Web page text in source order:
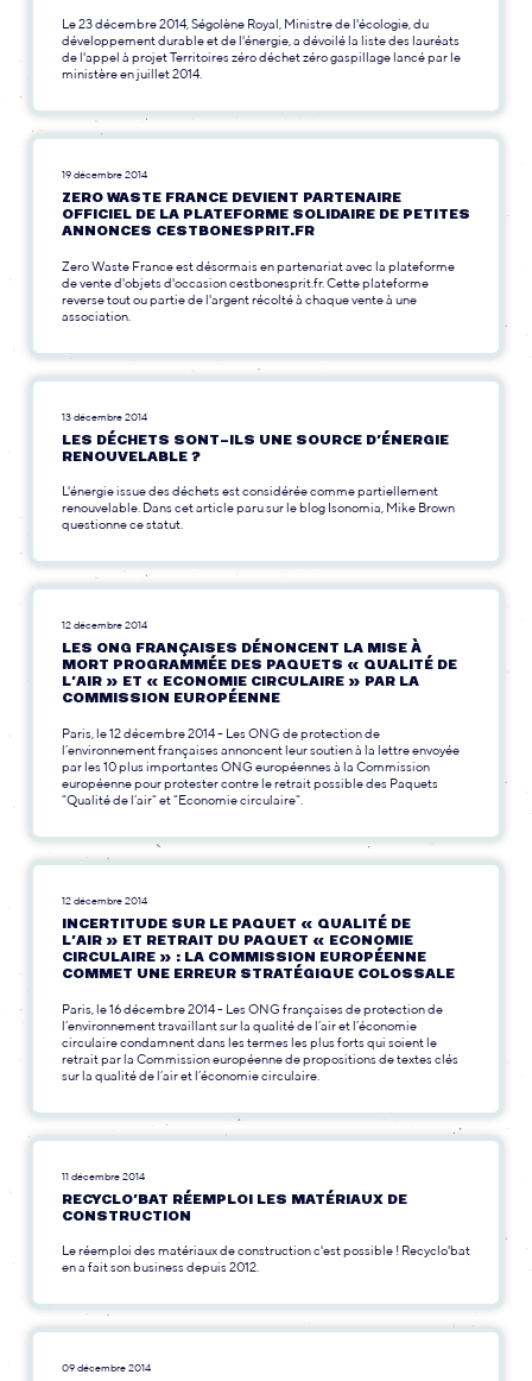
Le 23 décembre 2014, Ségolène Royal, Ministre de l'écologie, du
développement durable et de l'énergie, a dévoilé la liste des lauréats
de l'appel à projet Territoires zéro déchet zéro gaspillage lancé par le
ministère en juillet 2014.
19 décembre 2014
ZERO WASTE FRANCE DEVIENT PARTENAIRE
OFFICIEL DE LA PLATEFORME SOLIDAIRE DE PETITES
ANNONCES CESTBONESPRIT.FR
Zero Waste France est désormais en partenariat avec la plateforme
de vente d'objets d'occasion cestbonesprit.fr. Cette plateforme
reverse tout ou partie de l'argent récolté à chaque vente à une
association.
13 décembre 2014
LES DÉCHETS SONT-ILS UNE SOURCE D’ÉNERGIE
RENOUVELABLE ?
L'énergie issue des déchets est considérée comme partiellement
renouvelable. Dans cet article paru sur le blog Isonomia, Mike Brown
questionne ce statut.
12 décembre 2014
LES ONG FRANÇAISES DÉNONCENT LA MISE À
MORT PROGRAMMÉE DES PAQUETS « QUALITÉ DE
L’AIR » ET « ECONOMIE CIRCULAIRE » PAR LA
COMMISSION EUROPÉENNE
Paris, le 12 décembre 2014 - Les ONG de protection de
l’environnement françaises annoncent leur soutien à la lettre envoyée
par les 10 plus importantes ONG européennes à la Commission
européenne pour protester contre le retrait possible des Paquets
"Qualité de l’air" et "Economie circulaire".
12 décembre 2014
INCERTITUDE SUR LE PAQUET « QUALITÉ DE
L’AIR » ET RETRAIT DU PAQUET « ECONOMIE
CIRCULAIRE » : LA COMMISSION EUROPÉENNE
COMMET UNE ERREUR STRATÉGIQUE COLOSSALE
Paris, le 16 décembre 2014 - Les ONG françaises de protection de
l’environnement travaillant sur la qualité de l’air et l’économie
circulaire condamnent dans les termes les plus forts qui soient le
retrait par la Commission européenne de propositions de textes clés
sur la qualité de l’air et l’économie circulaire.
11 décembre 2014
RECYCLO’BAT RÉEMPLOI LES MATÉRIAUX DE
CONSTRUCTION
Le réemploi des matériaux de construction c'est possible ! Recyclo'bat
en a fait son business depuis 2012.
09 décembre 2014